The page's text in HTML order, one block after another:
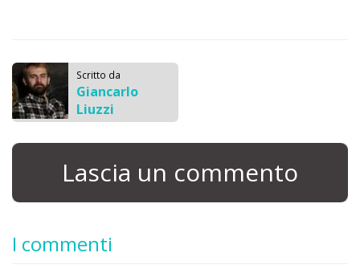
Scritto da
Giancarlo
Liuzzi
Lascia un commento
I commenti